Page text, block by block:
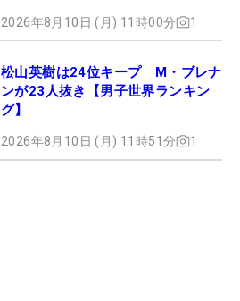
2026年8月10日 (月) 11時00分 1
松山英樹は24位キープ M・ブレナ
ンが23人抜き【男子世界ランキン
グ】
2026年8月10日 (月) 11時51分 1